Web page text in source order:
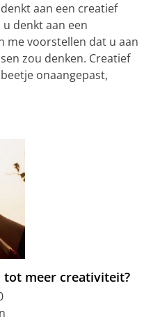
aan een creatief
denkt aan een
me voorstellen dat u aan
zou denken. Creatief
onaangepast,
meer creativiteit?